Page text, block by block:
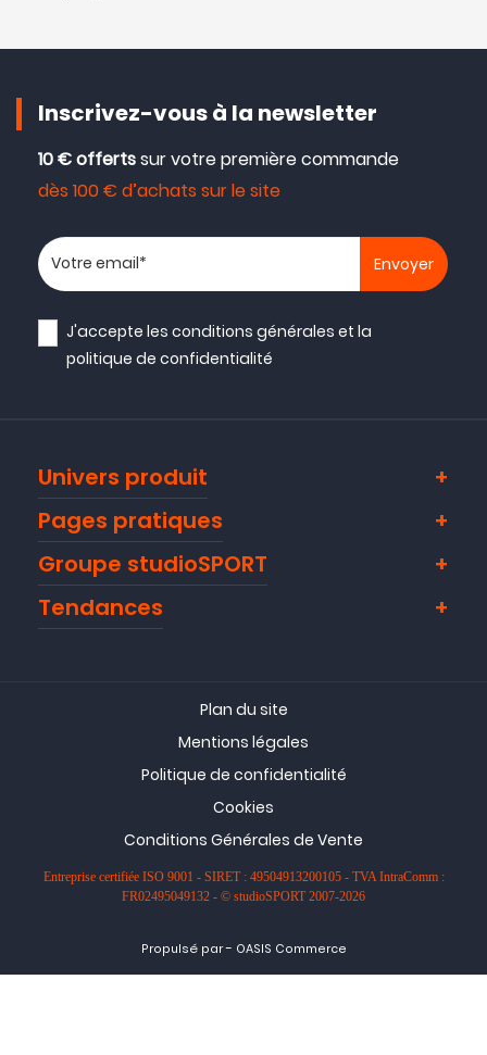
Inscrivez-vous à la newsletter
10 € offertssur votre première commande
dès 100 € d’achats sur le site
Votre adresse email
J'accepte lesconditions générales et la
politique de confidentialité
Univers produit
Pages pratiques
Groupe studioSPORT
Tendances
Plan du site
Mentions légales
Politique de confidentialité
Cookies
Conditions Générales de Vente
Entreprise certifiée ISO 9001 - SIRET : 49504913200105 - TVA IntraComm :
FR02495049132 - © studioSPORT 2007-2026
Propulsé par- OASIS Commerce